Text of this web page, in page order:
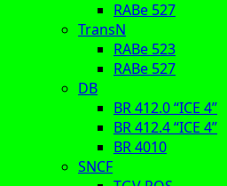
RABe 527
TransN
RABe 523
RABe 527
DB
BR 412.0 “ICE 4”
BR 412.4 “ICE 4”
BR 4010
SNCF